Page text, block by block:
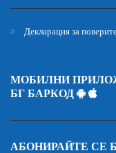
Декларация за
МОБИЛНИ
БГ БАРКОД
АБОНИРАЙТЕ СЕ